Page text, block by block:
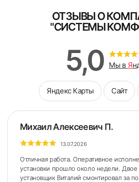
ОТЗЫВЫ О
"СИСТЕМЫ
5,0 Мы в Я
Яндекс Карты Сайт
Михаил Алексеевич П.
13.07.2026
Отличная работа. Оперативное
установки прошло около недели.
установщик Виталий смонтировал за